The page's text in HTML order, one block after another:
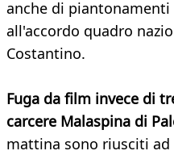
anche di
all'accordo quadro
Costantino.
Fuga da film invece di
carcere Malaspina di
mattina sono riusciti ad